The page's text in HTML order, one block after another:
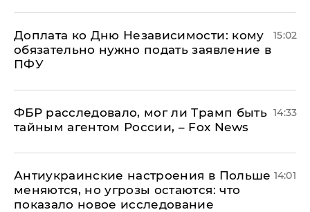
Доплата ко Дню Независимости: кому
обязательно нужно подать заявление в
ПФУ
15:02
ФБР расследовало, мог ли Трамп быть
тайным агентом России, – Fox News
14:33
Антиукраинские настроения в Польше
меняются, но угрозы остаются: что
показало новое исследование
14:01